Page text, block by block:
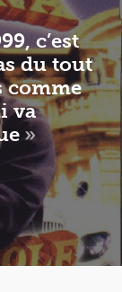
c’est
du tout
comme
va
»